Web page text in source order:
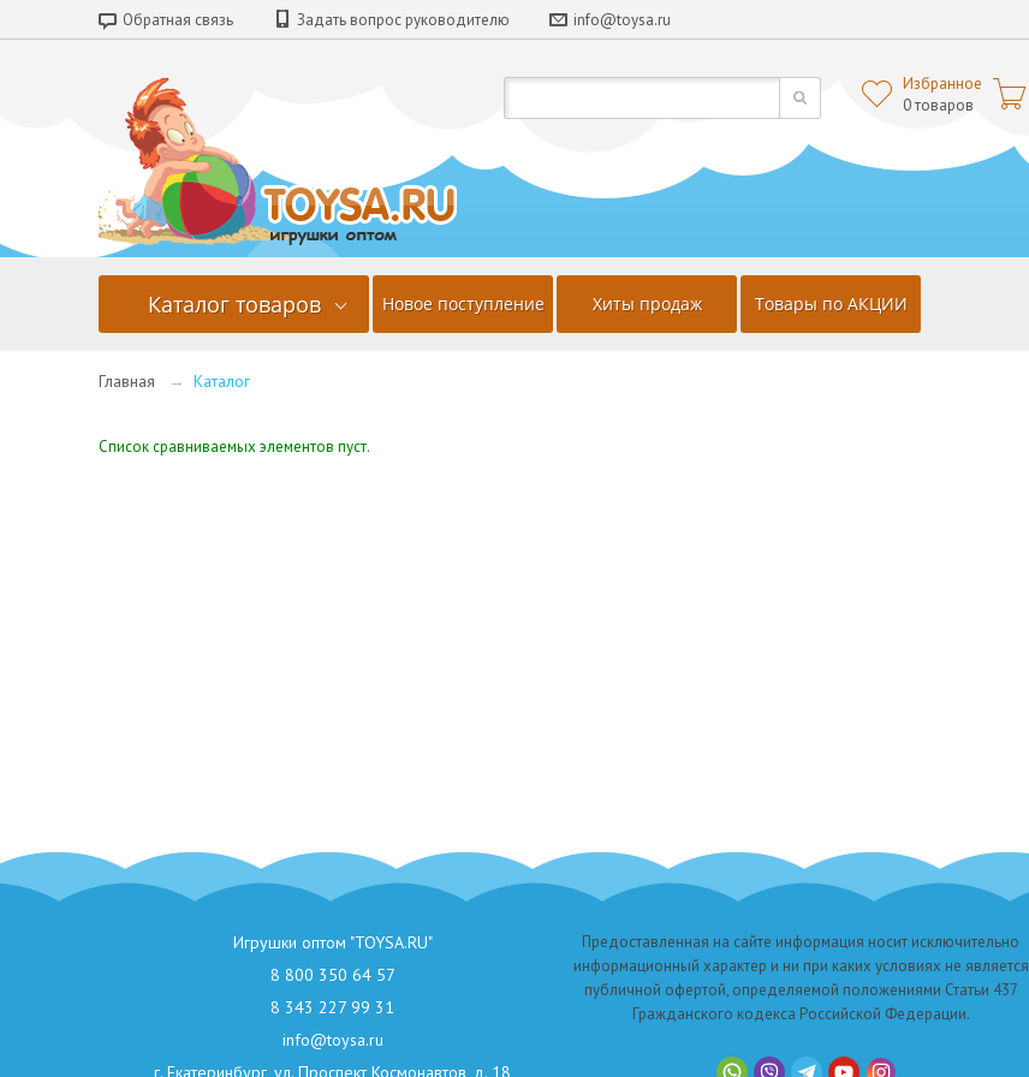
Обратная связь Задать вопрос руководителю info@toysa.ru
 Избранное
0товаров 
Каталог товаров Новое поступление Хиты продаж Товары по АКЦИИ
Главная → Каталог
Список сравниваемых элементов пуст.
Игрушки оптом "TOYSA.RU"
8 800 350 64 57
8 343 227 99 31
info@toysa.ru
г. Екатеринбург, ул. Проспект Космонавтов, д. 18
Предоставленная на сайте информация носит исключительно
информационный характер и ни при каких условиях не является
публичной офертой, определяемой положениями Статьи 437
Гражданского кодекса Российской Федерации.